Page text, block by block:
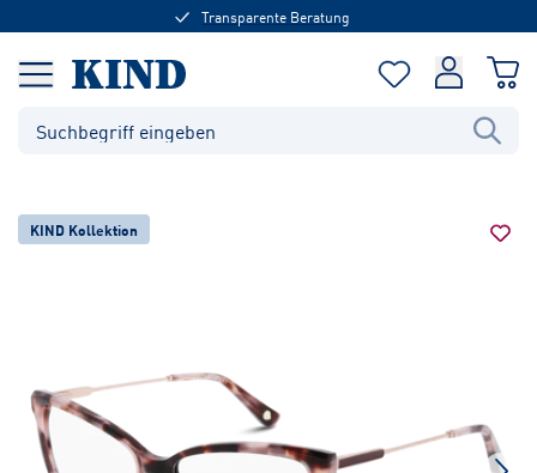
Transparente Beratung
KIND Kollektion